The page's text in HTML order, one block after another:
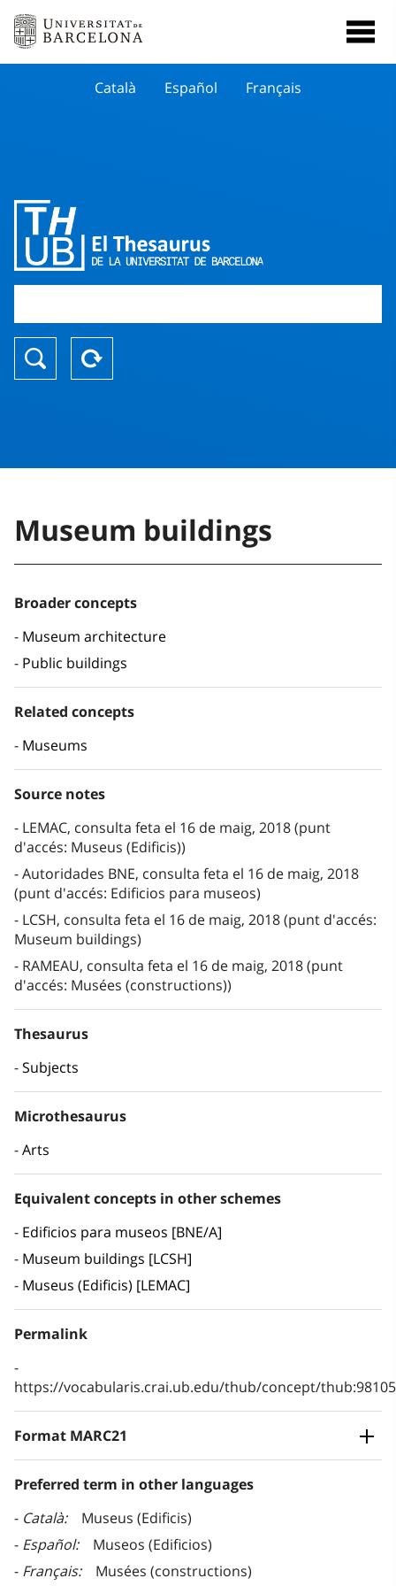
Català Español Français
Museum buildings
Broader concepts
Museum architecture
Public buildings
Related concepts
Museums
Source notes
LEMAC, consulta feta el 16 de maig, 2018 (punt
d'accés: Museus (Edificis))
Autoridades BNE, consulta feta el 16 de maig, 2018
(punt d'accés: Edificios para museos)
LCSH, consulta feta el 16 de maig, 2018 (punt d'accés:
Museum buildings)
RAMEAU, consulta feta el 16 de maig, 2018 (punt
d'accés: Musées (constructions))
Thesaurus
Subjects
Microthesaurus
Arts
Equivalent concepts in other schemes
Edificios para museos [BNE/A]
Museum buildings [LCSH]
Museus (Edificis) [LEMAC]
Permalink
https://vocabularis.crai.ub.edu/thub/concept/
Format MARC21
Preferred term in other languages
Català
Museus (Edificis)
Español
Museos (Edificios)
Français
Musées (constructions)